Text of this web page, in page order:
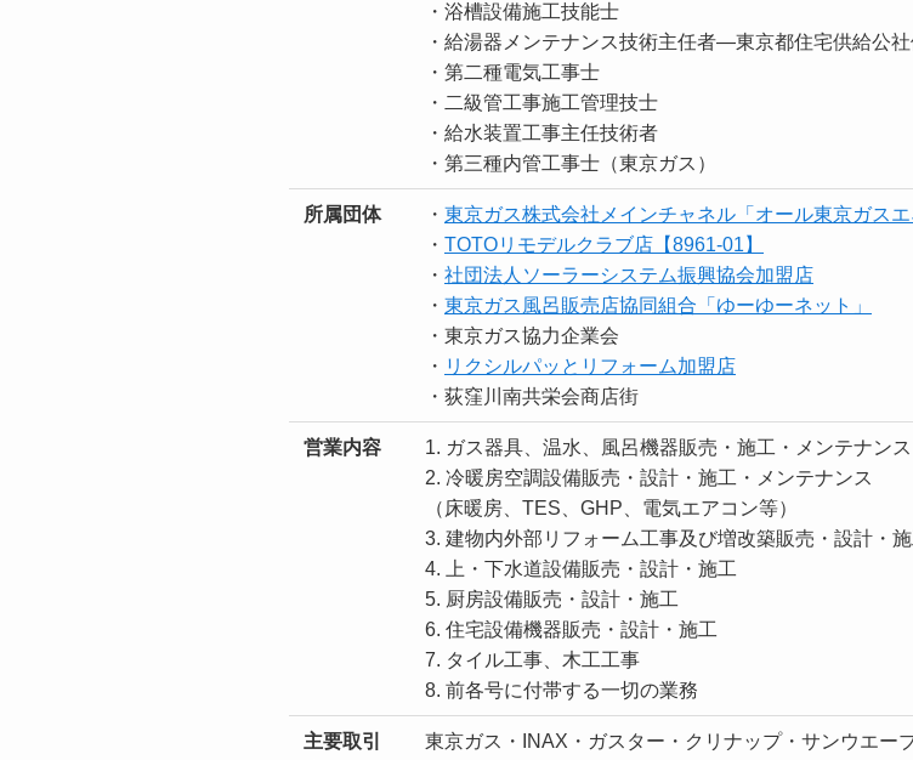
・浴槽設備施工技能士
・給湯器メンテナンス技術主任者―東京都住宅供給公
・第二種電気工事士
・二級管工事施工管理技士
・給水装置工事主任技術者
・第三種内管工事士（東京ガス）
所属団体 ・ 東京ガス株式会社メインチャネル「オール東京ガスエ
・ TOTOリモデルクラブ店【8961-01】
・ 社団法人ソーラーシステム振興協会加盟店
・ 東京ガス風呂販売店協同組合「ゆーゆーネット」
・東京ガス協力企業会
・ リクシルパッとリフォーム加盟店
・荻窪川南共栄会商店街
営業内容
1. ガス器具、温水、風呂機器販売・施工・メンテナンス
2. 冷暖房空調設備販売・設計・施工・メンテナンス
（床暖房、TES、GHP、電気エアコン等）
3. 建物内外部リフォーム工事及び増改築販売・設計・施
4. 上・下水道設備販売・設計・施工
5. 厨房設備販売・設計・施工
6. 住宅設備機器販売・設計・施工
7. タイル工事、木工工事
8. 前各号に付帯する一切の業務
主要取引
東京ガス・INAX・ガスター・クリナップ・サンウエー